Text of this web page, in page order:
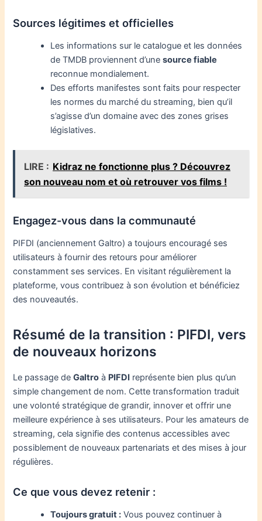
Sources légitimes et officielles
Les informations sur le catalogue et les données
de TMDB proviennent d’unesource fiable
reconnue mondialement.
Des efforts manifestes sont faits pour respecter
les normes du marché du streaming, bien qu’il
s’agisse d’un domaine avec des zones grises
législatives.
LIRE : Kidraz ne fonctionne plus ? Découvrez
son nouveau nom et où retrouver vos films !
Engagez-vous dans la communauté
PIFDI (anciennement Galtro) a toujours encouragé ses
utilisateurs à fournir des retours pour améliorer
constamment ses services. En visitant régulièrement la
plateforme, vous contribuez à son évolution et bénéficiez
des nouveautés.
Résumé de la transition : PIFDI, vers
de nouveaux horizons
Le passage deGaltro à PIFDI représente bien plus qu’un
simple changement de nom. Cette transformation traduit
une volonté stratégique de grandir, innover et offrir une
meilleure expérience à ses utilisateurs. Pour les amateurs de
streaming, cela signifie des contenus accessibles avec
possiblement de nouveaux partenariats et des mises à jour
régulières.
Ce que vous devez retenir :
Toujours gratuit : Vous pouvez continuer à